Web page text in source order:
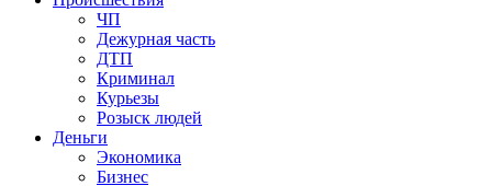
ЧП
Дежурная часть
ДТП
Криминал
Курьезы
Розыск людей
Деньги
Экономика
Бизнес